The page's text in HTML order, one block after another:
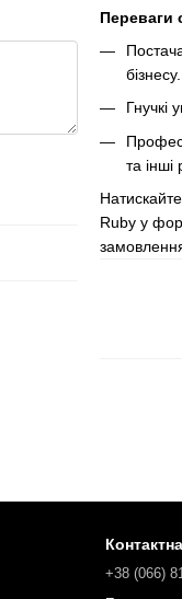
Переваги
бізнесу.
Гнучкі
та інші
Ruby у
+38 (066)